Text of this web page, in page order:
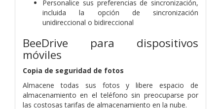
Personalice sus preferencias de sincronización,
incluida la opción de sincronización
unidireccional o bidireccional
BeeDrive para dispositivos
móviles
Copia de seguridad de fotos
Almacene todas sus fotos y libere espacio de
almacenamiento en el teléfono sin preocuparse por
las costosas tarifas de almacenamiento en la nube.